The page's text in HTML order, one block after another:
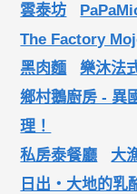
雲泰坊
The Factory
黑肉麵
樂沐法
鄉村鵝廚房 - 異
理！
私房泰餐廳
大
日出‧大地的乳